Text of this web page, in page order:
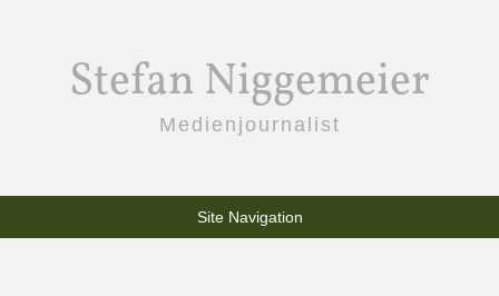
Stefan Niggemeier
Medienjournalist
Site Navigation